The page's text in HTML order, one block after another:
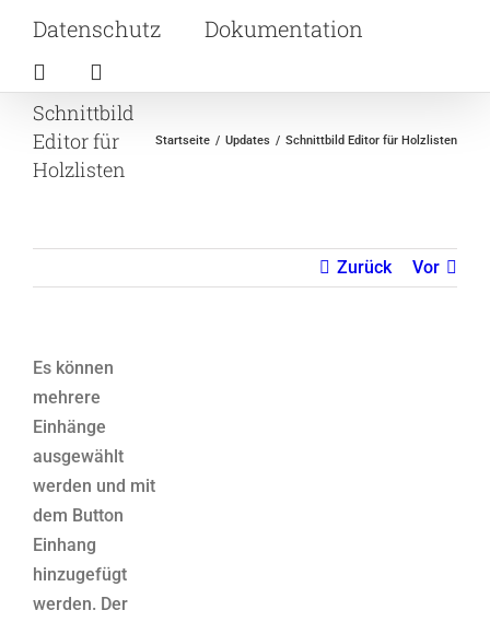
Datenschutz
Dokumentation
Schnittbild
Editor für
Holzlisten
Startseite Updates Schnittbild Editor für Holzlisten
Zurück Vor
Es können
mehrere
Einhänge
ausgewählt
werden und mit
dem Button
Einhang
hinzugefügt
werden. Der